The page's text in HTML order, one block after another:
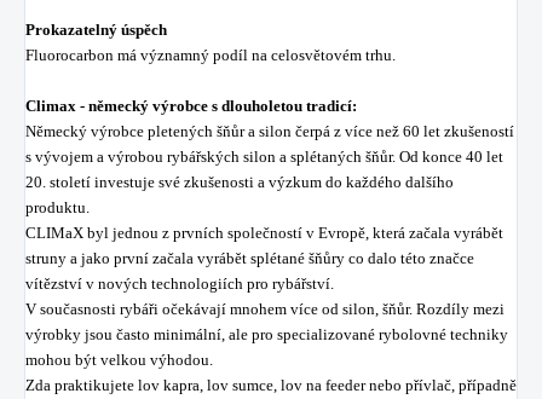
Prokazatelný úspěch
Fluorocarbon má významný podíl na celosvětovém trhu.
Climax - německý výrobce s dlouholetou tradicí:
Německý výrobce pletených šňůr a silon čerpá z více než 60 let zkušeností
s vývojem a výrobou rybářských silon a splétaných šňůr. Od konce 40 let
20. století investuje své zkušenosti a výzkum do každého dalšího
produktu.
CLIMaX byl jednou z prvních společností v Evropě, která začala vyrábět
struny a jako první začala vyrábět splétané šňůry co dalo této značce
vítězství v nových technologiích pro rybářství.
V současnosti rybáři očekávají mnohem více od silon, šňůr. Rozdíly mezi
výrobky jsou často minimální, ale pro specializované rybolovné techniky
mohou být velkou výhodou.
Zda praktikujete lov kapra, lov sumce, lov na feeder nebo přívlač, případně